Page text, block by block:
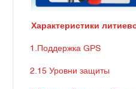
Характеристики
1.Поддержка GPS
2.15 Уровни защиты